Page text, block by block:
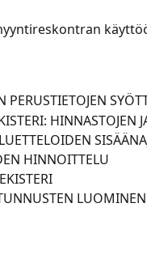
PERUSTIETOJEN
HINNASTOJEN
HINNOITTELU
LUOMINEN